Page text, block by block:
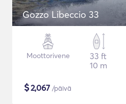
Gozzo Libeccio 33
Moottorivene
33 ft
10 m
$2,067 /päivä